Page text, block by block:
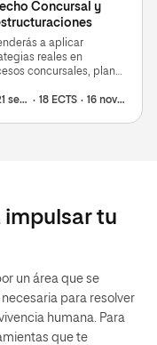
Concursal y
a aplicar
reales en
concursales, planes
y prepárate para
semanas 18 ECTS 16 nov 2026
impulsar tu
un área que se
para resolver
humana. Para
que te